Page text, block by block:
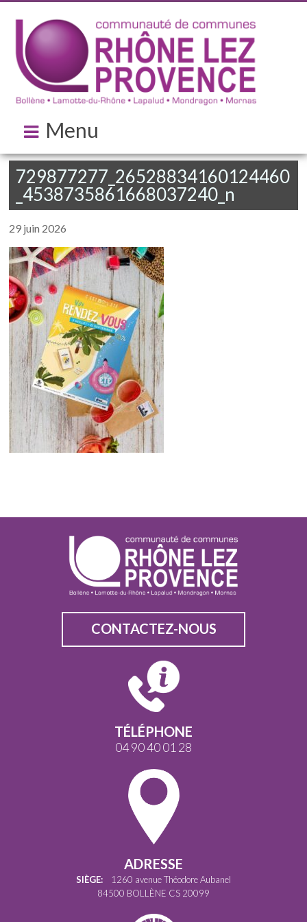
Menu
729877277_26528834160124460
_4538735861668037240_n
29 juin 2026
CONTACTEZ-NOUS
TÉLÉPHONE
04 90 40 01 28
ADRESSE
SIÈGE: 1260 avenue Théodore Aubanel
84500 BOLLÈNE CS 20099